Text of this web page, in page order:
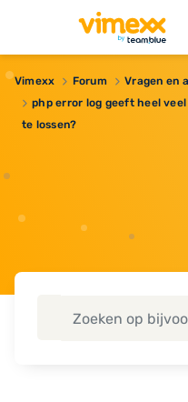
Vimexx Forum
Vragen en
php error log geeft heel
te lossen?